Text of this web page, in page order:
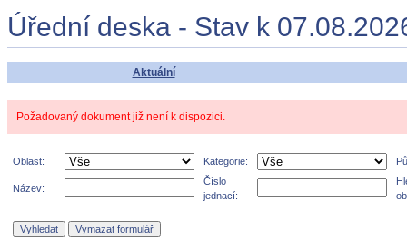
Úřední deska - Stav k
Aktuální
Požadovaný dokument již není k dispozici.
Oblast: Kategorie:
Název:
Číslo
jednací: